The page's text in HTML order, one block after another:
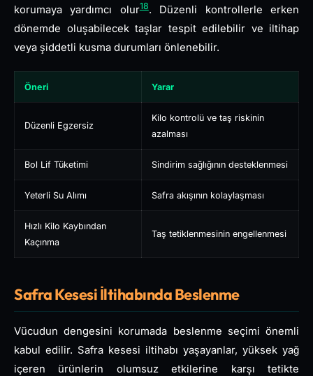
korumaya yardımcı olur18. Düzenli kontrollerle erken
dönemde oluşabilecek taşlar tespit edilebilir ve iltihap
veya şiddetli kusma durumları önlenebilir.
Öneri Yarar
Düzenli Egzersiz
Kilo kontrolü ve taş riskinin
azalması
Bol Lif Tüketimi Sindirim sağlığının desteklenmesi
Yeterli Su Alımı Safra akışının kolaylaşması
Hızlı Kilo Kaybından
Kaçınma
Taş tetiklenmesinin engellenmesi
Safra Kesesi İltihabında Beslenme
Vücudun dengesini korumada beslenme seçimi önemli
kabul edilir. Safra kesesi iltihabı yaşayanlar, yüksek yağ
içeren ürünlerin olumsuz etkilerine karşı tetikte